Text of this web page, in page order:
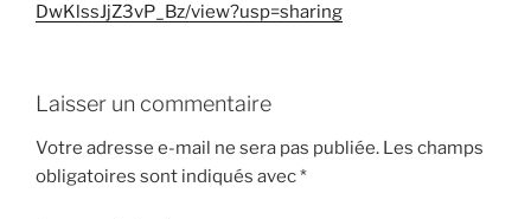
DwKlssJjZ3vP_Bz/view?usp=sharing
Laisser un commentaire
Votre adresse e-mail ne sera pas publiée. Les champs
obligatoires sont indiqués avec*